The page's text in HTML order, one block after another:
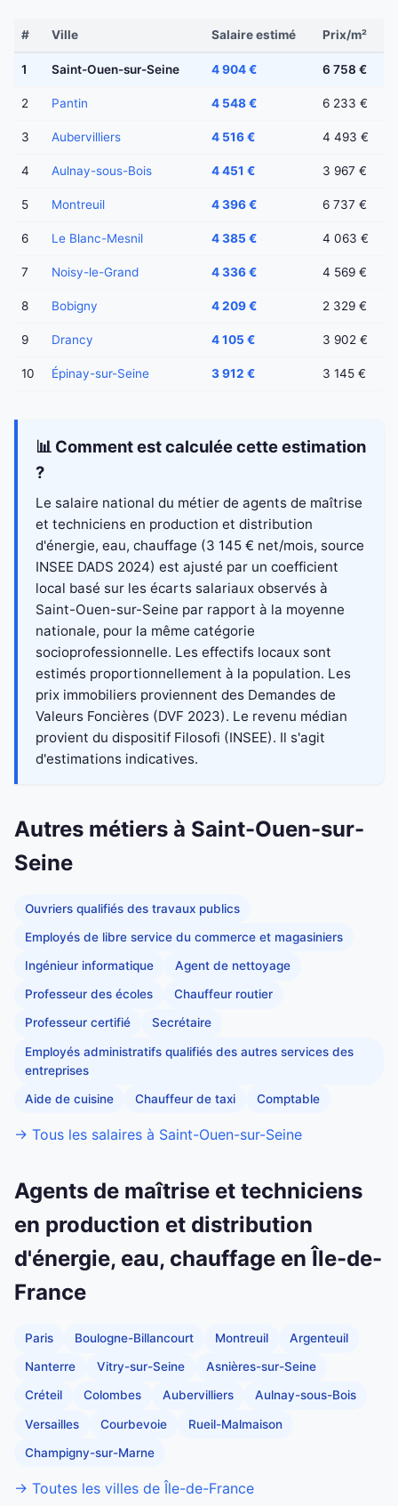
# Ville Salaire estimé Prix/m²
1 Saint-Ouen-sur-Seine 4 904 € 6 758 €
2 Pantin 4 548 € 6 233 €
3 Aubervilliers 4 516 € 4 493 €
4 Aulnay-sous-Bois 4 451 € 3 967 €
5 Montreuil 4 396 € 6 737 €
6 Le Blanc-Mesnil 4 385 € 4 063 €
7 Noisy-le-Grand 4 336 € 4 569 €
8 Bobigny 4 209 € 2 329 €
9 Drancy 4 105 € 3 902 €
10 Épinay-sur-Seine 3 912 € 3 145 €
📊 Comment est calculée cette estimation
?
Le salaire national du métier de agents de maîtrise
et techniciens en production et distribution
d'énergie, eau, chauffage (3 145 € net/mois, source
INSEE DADS 2024) est ajusté par un coefficient
local basé sur les écarts salariaux observés à
Saint-Ouen-sur-Seine par rapport à la moyenne
nationale, pour la même catégorie
socioprofessionnelle. Les effectifs locaux sont
estimés proportionnellement à la population. Les
prix immobiliers proviennent des Demandes de
Valeurs Foncières (DVF 2023). Le revenu médian
provient du dispositif Filosofi (INSEE). Il s'agit
d'estimations indicatives.
Autres métiers à Saint-Ouen-sur-
Seine
Ouvriers qualifiés des travaux publics
Employés de libre service du commerce et magasiniers
Ingénieur informatique Agent de nettoyage
Professeur des écoles Chauffeur routier
Professeur certifié Secrétaire
Employés administratifs qualifiés des autres services des
entreprises
Aide de cuisine Chauffeur de taxi Comptable
→ Tous les salaires à Saint-Ouen-sur-Seine
Agents de maîtrise et techniciens
en production et distribution
d'énergie, eau, chauffage en Île-de-
France
Paris Boulogne-Billancourt Montreuil Argenteuil
Nanterre Vitry-sur-Seine Asnières-sur-Seine
Créteil Colombes Aubervilliers Aulnay-sous-Bois
Versailles Courbevoie Rueil-Malmaison
Champigny-sur-Marne
→ Toutes les villes de Île-de-France